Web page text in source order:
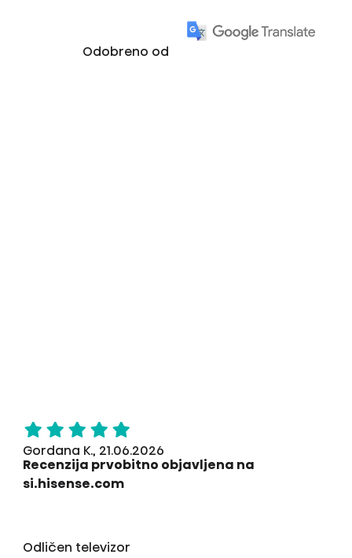
Odobreno od
Gordana K., 21.06.2026
Recenzija prvobitno objavljena na
si.hisense.com
Odličen televizor